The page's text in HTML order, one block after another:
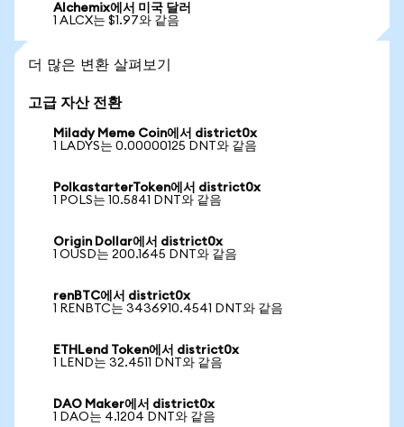
Alchemix에서 미국 달러
1 ALCX는 $1.97와 같음
더 많은 변환 살펴보기
고급 자산 전환
Milady Meme Coin에서 district0x
1 LADYS는 0.00000125 DNT와 같음
PolkastarterToken에서 district0x
1 POLS는 10.5841 DNT와 같음
Origin Dollar에서 district0x
1 OUSD는 200.1645 DNT와 같음
renBTC에서 district0x
1 RENBTC는 3436910.4541 DNT와 같음
ETHLend Token에서 district0x
1 LEND는 32.4511 DNT와 같음
DAO Maker에서 district0x
1 DAO는 4.1204 DNT와 같음